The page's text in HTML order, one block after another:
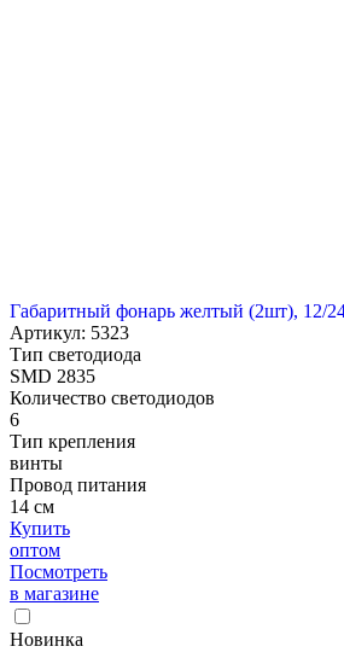
Габаритный фонарь желтый (2шт), 12/
Артикул: 5323
Тип светодиода
SMD 2835
Количество светодиодов
6
Тип крепления
винты
Провод питания
14 см
Купить
оптом
Посмотреть
в магазине
Новинка